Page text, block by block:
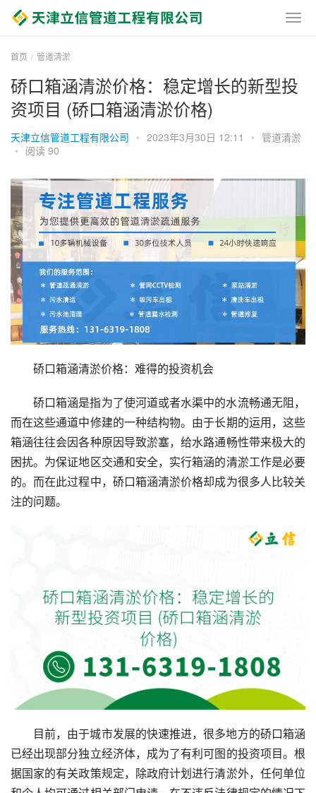
首页 管道清淤
硚口箱涵清淤价格：稳定增长的新型投
资项目 (硚口箱涵清淤价格)
天津立信管道工程有限公司 • 2023年3月30日 12:11 • 管道清淤
• 阅读 90
硚口箱涵清淤价格：难得的投资机会
硚口箱涵是指为了使河道或者水渠中的水流畅通无阻，
而在这些通道中修建的一种结构物。由于长期的运用，这些
箱涵往往会因各种原因导致淤塞，给水路通畅性带来极大的
困扰。为保证地区交通和安全，实行箱涵的清淤工作是必要
的。而在此过程中，硚口箱涵清淤价格却成为很多人比较关
注的问题。
目前，由于城市发展的快速推进，很多地方的硚口箱涵
已经出现部分独立经济体，成为了有利可图的投资项目。根
据国家的有关政策规定，除政府计划进行清淤外，任何单位